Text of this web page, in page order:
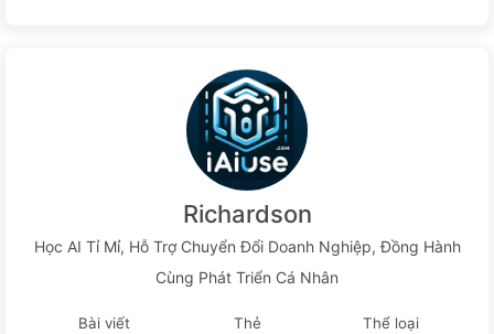
Richardson
Học AI Tỉ Mỉ, Hỗ Trợ Chuyển Đổi Doanh Nghiệp, Đồng Hành
Cùng Phát Triển Cá Nhân
Bài viết Thẻ Thể loại